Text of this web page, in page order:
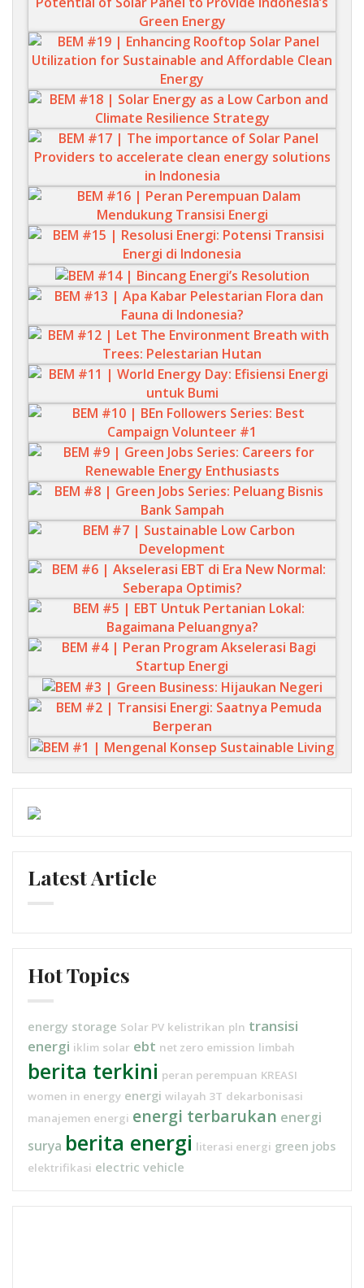
Latest Article
Hot Topics
energy storage Solar PV kelistrikan pln transisi
energi iklim solar ebt net zero emission limbah
berita terkini peran perempuan KREASI
women in energy energi wilayah 3T dekarbonisasi
manajemen energi energi terbarukan energi
surya berita energi literasi energi green jobs
elektrifikasi electric vehicle